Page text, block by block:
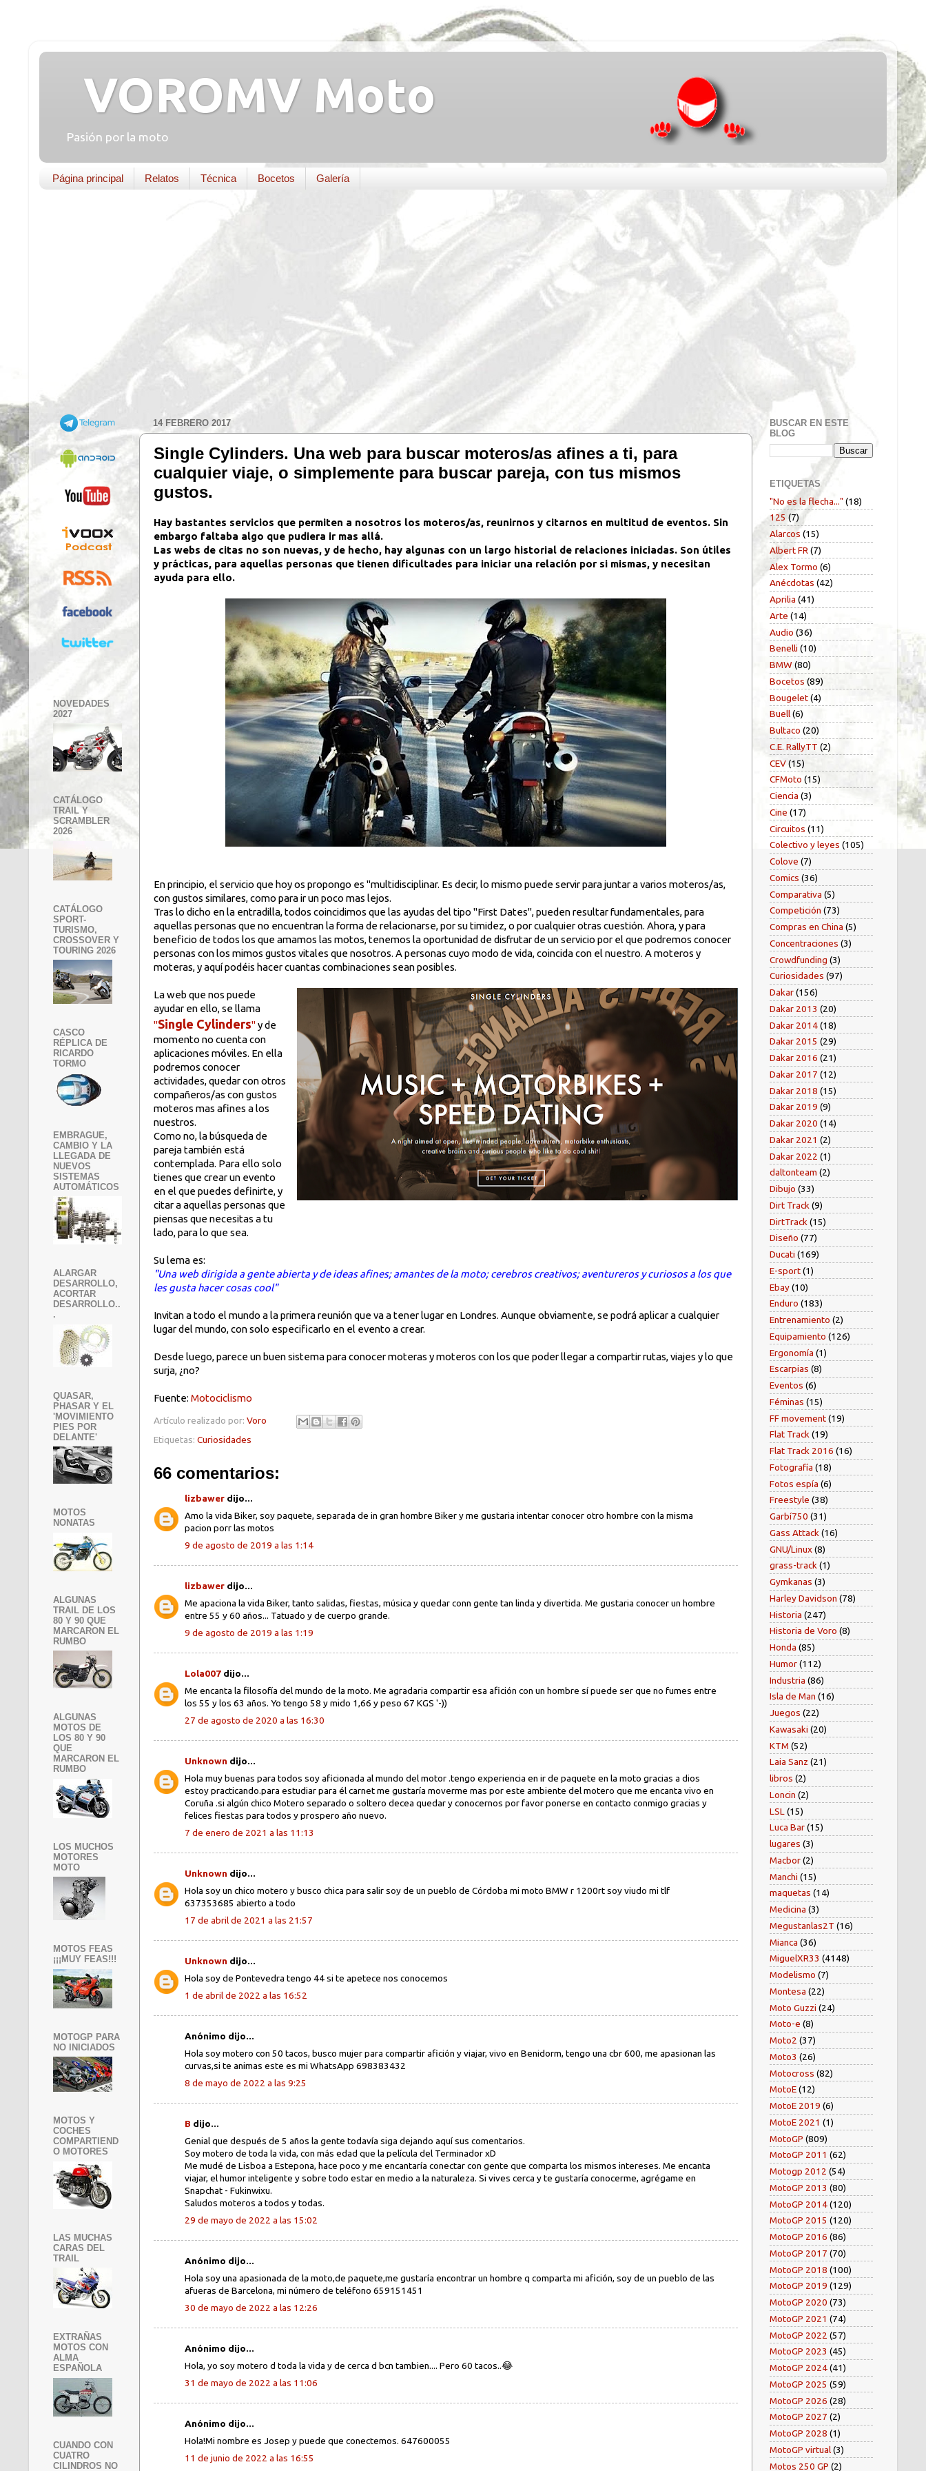
VOROMV Moto
Pasión por la moto
Página principal Relatos Técnica Bocetos Galería
14 FEBRERO 2017
Single Cylinders. Una web para buscar moteros/as afines a ti, para
cualquier viaje, o simplemente para buscar pareja, con tus mismos
gustos.
Hay bastantes servicios que permiten a nosotros los moteros/as, reunirnos y citarnos en multitud de eventos. Sin
embargo faltaba algo que pudiera ir mas allá.
Las webs de citas no son nuevas, y de hecho, hay algunas con un largo historial de relaciones iniciadas. Son útiles
y prácticas, para aquellas personas que tienen dificultades para iniciar una relación por si mismas, y necesitan
ayuda para ello.
En principio, el servicio que hoy os propongo es "multidisciplinar. Es decir, lo mismo puede servir para juntar a varios moteros/as,
con gustos similares, como para ir un poco mas lejos.
Tras lo dicho en la entradilla, todos coincidimos que las ayudas del tipo "First Dates", pueden resultar fundamentales, para
aquellas personas que no encuentran la forma de relacionarse, por su timidez, o por cualquier otras cuestión. Ahora, y para
beneficio de todos los que amamos las motos, tenemos la oportunidad de disfrutar de un servicio por el que podremos conocer
personas con los mimos gustos vitales que nosotros. A personas cuyo modo de vida, coincida con el nuestro. A moteros y
moteras, y aquí podéis hacer cuantas combinaciones sean posibles.
La web que nos puede
ayudar en ello, se llama
"Single Cylinders"y de
momento no cuenta con
aplicaciones móviles. En ella
podremos conocer
actividades, quedar con otros
compañeros/as con gustos
moteros mas afines a los
nuestros.
Como no, la búsqueda de
pareja también está
contemplada. Para ello solo
tienes que crear un evento
en el que puedes definirte, y
citar a aquellas personas que
piensas que necesitas a tu
lado, para lo que sea.
Su lema es:
"Una web dirigida a gente abierta y de ideas afines; amantes de la moto; cerebros creativos; aventureros y curiosos a los que
les gusta hacer cosas cool"
Invitan a todo el mundo a la primera reunión que va a tener lugar en Londres. Aunque obviamente, se podrá aplicar a cualquier
lugar del mundo, con solo especificarlo en el evento a crear.
Desde luego, parece un buen sistema para conocer moteras y moteros con los que poder llegar a compartir rutas, viajes y lo que
surja, ¿no?
Fuente: Motociclismo
Artículo realizado por: Voro
Etiquetas: Curiosidades
66 comentarios:
lizbawer dijo...
Amo la vida Biker, soy paquete, separada de in gran hombre Biker y me gustaria intentar conocer otro hombre con la misma
pacion porr las motos
9 de agosto de 2019 a las 1:14
lizbawer dijo...
Me apaciona la vida Biker, tanto salidas, fiestas, música y quedar conn gente tan linda y divertida. Me gustaria conocer un hombre
entre 55 y 60 años... Tatuado y de cuerpo grande.
9 de agosto de 2019 a las 1:19
Lola007 dijo...
Me encanta la filosofía del mundo de la moto. Me agradaria compartir esa afición con un hombre sí puede ser que no fumes entre
los 55 y los 63 años. Yo tengo 58 y mido 1,66 y peso 67 KGS '-))
27 de agosto de 2020 a las 16:30
Unknown dijo...
Hola muy buenas para todos soy aficionada al mundo del motor .tengo experiencia en ir de paquete en la moto gracias a dios
estoy practicando.para estudiar para él carnet me gustaría moverme mas por este ambiente del motero que me encanta vivo en
Coruña .si algún chico Motero separado o soltero decea quedar y conocernos por favor ponerse en contacto conmigo gracias y
felices fiestas para todos y prospero año nuevo.
7 de enero de 2021 a las 11:13
Unknown dijo...
Hola soy un chico motero y busco chica para salir soy de un pueblo de Córdoba mi moto BMW r 1200rt soy viudo mi tlf
637353685 abierto a todo
17 de abril de 2021 a las 21:57
Unknown dijo...
Hola soy de Pontevedra tengo 44 si te apetece nos conocemos
1 de abril de 2022 a las 16:52
Anónimo dijo...
Hola soy motero con 50 tacos, busco mujer para compartir afición y viajar, vivo en Benidorm, tengo una cbr 600, me apasionan las
curvas,si te animas este es mi WhatsApp 698383432
8 de mayo de 2022 a las 9:25
B dijo...
Genial que después de 5 años la gente todavía siga dejando aquí sus comentarios.
Soy motero de toda la vida, con más edad que la película del Terminador xD
Me mudé de Lisboa a Estepona, hace poco y me encantaría conectar con gente que comparta los mismos intereses. Me encanta
viajar, el humor inteligente y sobre todo estar en medio a la naturaleza. Si vives cerca y te gustaría conocerme, agrégame en
Snapchat - Fukinwixu.
Saludos moteros a todos y todas.
29 de mayo de 2022 a las 15:02
Anónimo dijo...
Hola soy una apasionada de la moto,de paquete,me gustaría encontrar un hombre q comparta mi afición, soy de un pueblo de las
afueras de Barcelona, mi número de teléfono 659151451
30 de mayo de 2022 a las 12:26
Anónimo dijo...
Hola, yo soy motero d toda la vida y de cerca d bcn tambien.... Pero 60 tacos..😂
31 de mayo de 2022 a las 11:06
Anónimo dijo...
Hola!Mi nombre es Josep y puede que conectemos. 647600055
11 de junio de 2022 a las 16:55
NOVEDADES
2027
CATÁLOGO
TRAIL Y
SCRAMBLER
2026
CATÁLOGO
SPORT-
TURISMO,
CROSSOVER Y
TOURING 2026
CASCO
RÉPLICA DE
RICARDO
TORMO
EMBRAGUE,
CAMBIO Y LA
LLEGADA DE
NUEVOS
SISTEMAS
AUTOMÁTICOS
ALARGAR
DESARROLLO,
ACORTAR
DESARROLLO..
.
QUASAR,
PHASAR Y EL
'MOVIMIENTO
PIES POR
DELANTE'
MOTOS
NONATAS
ALGUNAS
TRAIL DE LOS
80 Y 90 QUE
MARCARON EL
RUMBO
ALGUNAS
MOTOS DE
LOS 80 Y 90
QUE
MARCARON EL
RUMBO
LOS MUCHOS
MOTORES
MOTO
MOTOS FEAS
¡¡¡MUY FEAS!!!
MOTOGP PARA
NO INICIADOS
MOTOS Y
COCHES
COMPARTIEND
O MOTORES
LAS MUCHAS
CARAS DEL
TRAIL
EXTRAÑAS
MOTOS CON
ALMA
ESPAÑOLA
CUANDO CON
CUATRO
CILINDROS NO
BUSCAR EN ESTE
BLOG
ETIQUETAS
"No es la flecha..." (18)
125 (7)
Alarcos (15)
Albert FR (7)
Alex Tormo (6)
Anécdotas (42)
Aprilia (41)
Arte (14)
Audio (36)
Benelli (10)
BMW (80)
Bocetos (89)
Bougelet(4)
Buell(6)
Bultaco (20)
C.E. RallyTT (2)
CEV(15)
CFMoto (15)
Ciencia (3)
Cine (17)
Circuitos (11)
Colectivo y leyes (105)
Colove (7)
Comics (36)
Comparativa (5)
Competición (73)
Compras en China (5)
Concentraciones (3)
Crowdfunding (3)
Curiosidades (97)
Dakar(156)
Dakar 2013 (20)
Dakar 2014(18)
Dakar 2015 (29)
Dakar 2016 (21)
Dakar 2017 (12)
Dakar 2018 (15)
Dakar 2019 (9)
Dakar 2020 (14)
Dakar 2021 (2)
Dakar 2022 (1)
daltonteam (2)
Dibujo (33)
Dirt Track (9)
DirtTrack (15)
Diseño (77)
Ducati (169)
E-sport(1)
Ebay(10)
Enduro (183)
Entrenamiento (2)
Equipamiento (126)
Ergonomía (1)
Escarpias (8)
Eventos (6)
Féminas (15)
FF movement(19)
Flat Track(19)
Flat Track 2016 (16)
Fotografía (18)
Fotos espía (6)
Freestyle (38)
Garbí750 (31)
Gass Attack (16)
GNU/Linux(8)
grass-track(1)
Gymkanas (3)
Harley Davidson (78)
Historia (247)
Historia de Voro (8)
Honda (85)
Humor(112)
Industria (86)
Isla de Man (16)
Juegos (22)
Kawasaki (20)
KTM (52)
Laia Sanz (21)
libros (2)
Loncin (2)
LSL (15)
Luca Bar(15)
lugares (3)
Macbor(2)
Manchi (15)
maquetas (14)
Medicina (3)
Megustanlas2T (16)
Mianca (36)
MiguelXR33 (4148)
Modelismo (7)
Montesa (22)
Moto Guzzi (24)
Moto-e (8)
Moto2 (37)
Moto3 (26)
Motocross (82)
MotoE(12)
MotoE 2019 (6)
MotoE 2021 (1)
MotoGP (809)
MotoGP 2011 (62)
Motogp 2012 (54)
MotoGP 2013 (80)
MotoGP 2014(120)
MotoGP 2015 (120)
MotoGP 2016 (86)
MotoGP 2017 (70)
MotoGP 2018 (100)
MotoGP 2019 (129)
MotoGP 2020 (73)
MotoGP 2021 (74)
MotoGP 2022 (57)
MotoGP 2023 (45)
MotoGP 2024(41)
MotoGP 2025 (59)
MotoGP 2026 (28)
MotoGP 2027 (2)
MotoGP 2028 (1)
MotoGP virtual(3)
Motos 250 GP (2)